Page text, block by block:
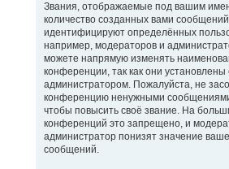
Звания, отображаемые под вашим
количество созданных вами
идентифицируют определённых
например, модераторов и
можете напрямую изменять
конференции, так как они установлены
администратором. Пожалуйста, не
конференцию ненужными сообщениями
чтобы повысить своё звание. На
конференций это запрещено, и
администратор понизят значение
сообщений.